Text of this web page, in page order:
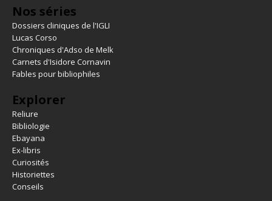
Nos séries
Dossiers cliniques de l'IGLI
Lucas Corso
Chroniques d'Adso de Melk
Carnets d'Isidore Cornavin
Fables pour bibliophiles
Explorer
Reliure
Bibliologie
Ebayana
Ex-libris
Curiosités
Historiettes
Conseils